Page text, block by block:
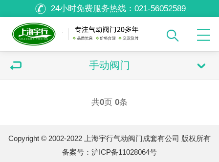
24小时免费服务热线： 021-56052589
手动阀门
共0页 0条
Copyright © 2002-2022 上海宇行气动阀门成套有公司 版权所有
备案号： 沪ICP备11028064号